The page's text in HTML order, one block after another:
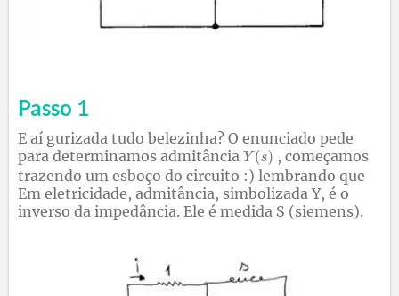
Passo 1
E aí gurizada tudo belezinha? O enunciado pede
para determinamos admitância
, começamos
trazendo um esboço do circuito :) lembrando que
Em eletricidade, admitância, simbolizada Y, é o
inverso da impedância. Ele é medida S (siemens).